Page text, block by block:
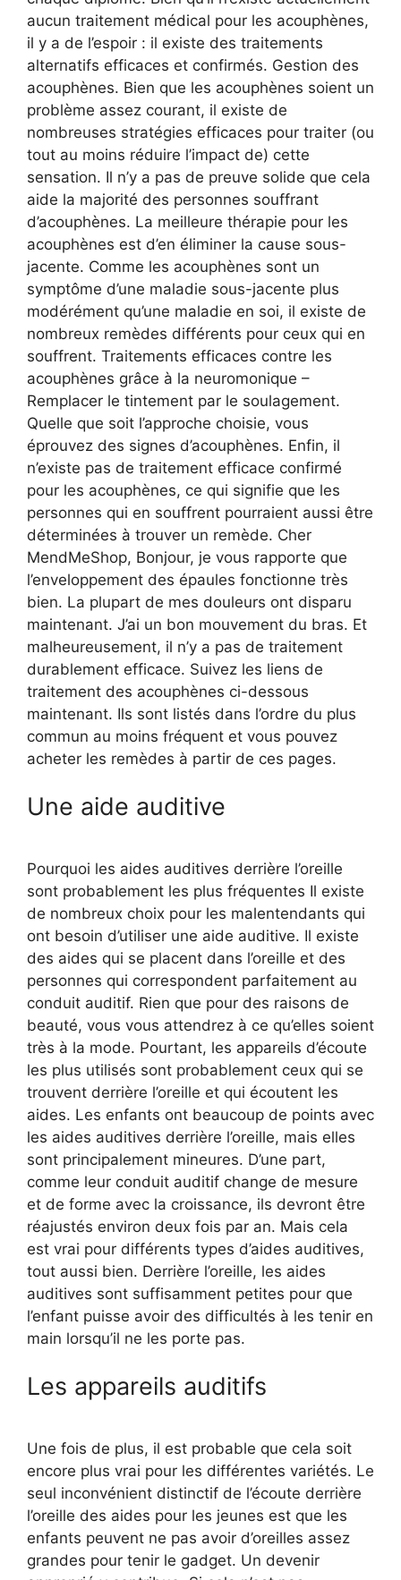
aucun traitement médical pour les acouphènes,
il y a de l’espoir : il existe des traitements
alternatifs efficaces et confirmés. Gestion des
acouphènes. Bien que les acouphènes soient un
problème assez courant, il existe de
nombreuses stratégies efficaces pour traiter (ou
tout au moins réduire l’impact de) cette
sensation. Il n’y a pas de preuve solide que cela
aide la majorité des personnes souffrant
d’acouphènes. La meilleure thérapie pour les
acouphènes est d’en éliminer la cause sous-
jacente. Comme les acouphènes sont un
symptôme d’une maladie sous-jacente plus
modérément qu’une maladie en soi, il existe de
nombreux remèdes différents pour ceux qui en
souffrent. Traitements efficaces contre les
acouphènes grâce à la neuromonique –
Remplacer le tintement par le soulagement.
Quelle que soit l’approche choisie, vous
éprouvez des signes d’acouphènes. Enfin, il
n’existe pas de traitement efficace confirmé
pour les acouphènes, ce qui signifie que les
personnes qui en souffrent pourraient aussi être
déterminées à trouver un remède. Cher
MendMeShop, Bonjour, je vous rapporte que
l’enveloppement des épaules fonctionne très
bien. La plupart de mes douleurs ont disparu
maintenant. J’ai un bon mouvement du bras. Et
malheureusement, il n’y a pas de traitement
durablement efficace. Suivez les liens de
traitement des acouphènes ci-dessous
maintenant. Ils sont listés dans l’ordre du plus
commun au moins fréquent et vous pouvez
acheter les remèdes à partir de ces pages.
Une aide auditive
Pourquoi les aides auditives derrière l’oreille
sont probablement les plus fréquentes Il existe
de nombreux choix pour les malentendants qui
ont besoin d’utiliser une aide auditive. Il existe
des aides qui se placent dans l’oreille et des
personnes qui correspondent parfaitement au
conduit auditif. Rien que pour des raisons de
beauté, vous vous attendrez à ce qu’elles soient
très à la mode. Pourtant, les appareils d’écoute
les plus utilisés sont probablement ceux qui se
trouvent derrière l’oreille et qui écoutent les
aides. Les enfants ont beaucoup de points avec
les aides auditives derrière l’oreille, mais elles
sont principalement mineures. D’une part,
comme leur conduit auditif change de mesure
et de forme avec la croissance, ils devront être
réajustés environ deux fois par an. Mais cela
est vrai pour différents types d’aides auditives,
tout aussi bien. Derrière l’oreille, les aides
auditives sont suffisamment petites pour que
l’enfant puisse avoir des difficultés à les tenir en
main lorsqu’il ne les porte pas.
Les appareils auditifs
Une fois de plus, il est probable que cela soit
encore plus vrai pour les différentes variétés. Le
seul inconvénient distinctif de l’écoute derrière
l’oreille des aides pour les jeunes est que les
enfants peuvent ne pas avoir d’oreilles assez
grandes pour tenir le gadget. Un devenir